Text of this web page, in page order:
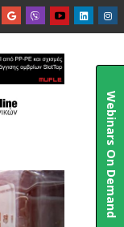

Webinars On Demand